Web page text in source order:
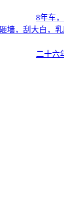
8年车
二十六